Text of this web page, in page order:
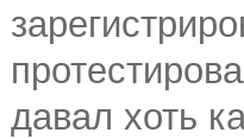
давал хоть